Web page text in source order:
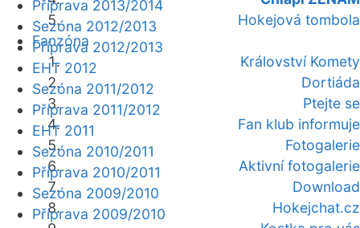
Hokejová tombola
Fanzóna
Království Komety
Dortiáda
Ptejte se
Fan klub informuje
Fotogalerie
Aktivní fotogalerie
Download
Hokejchat.cz
Příprava 2013/2014
Sezóna 2012/2013
Příprava 2012/2013
EHT 2012
Sezóna 2011/2012
Příprava 2011/2012
EHT 2011
Sezóna 2010/2011
Příprava 2010/2011
Sezóna 2009/2010
Příprava 2009/2010